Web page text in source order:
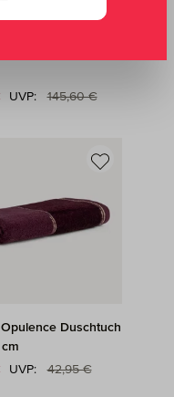
UVP: Regulärer Preis:
145,60 €
Duschtuch
UVP: Regulärer Preis:
42,95 €